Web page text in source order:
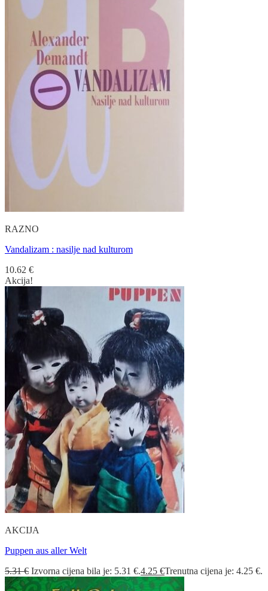
RAZNO
Vandalizam : nasilje nad kulturom
10.62 €
Akcija!
AKCIJA
Puppen aus aller Welt
5.31€ Izvorna cijena bila je: 5.31 €.4.25 €Trenutna cijena je: 4.25 €.